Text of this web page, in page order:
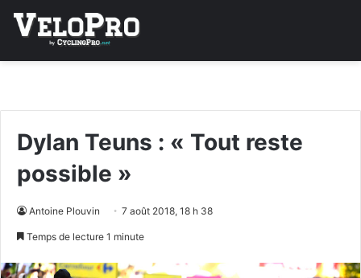
Dylan Teuns : « Tout reste
possible »
Antoine Plouvin 7 août 2018, 18 h 38
Temps de lecture 1 minute